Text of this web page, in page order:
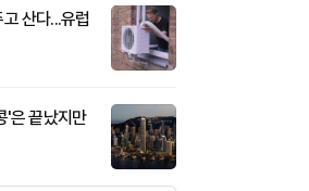
산다...유럽
'은 끝났지만